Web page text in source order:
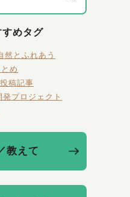
すめタグ
然とふれあう
め
稿記事
プロジェクト
教えて